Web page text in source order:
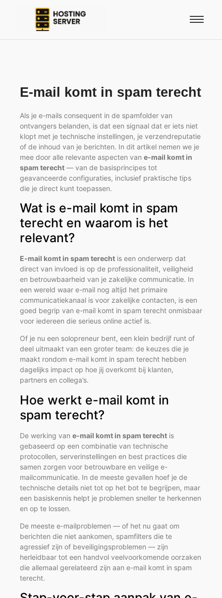
E-mail komt in spam terecht
Als je e-mails consequent in de spamfolder van
ontvangers belanden, is dat een signaal dat er iets niet
klopt met je technische instellingen, je verzendreputatie
of de inhoud van je berichten. In dit artikel nemen we je
mee door alle relevante aspecten van e-mail komt in
spam terecht — van de basisprincipes tot
geavanceerde configuraties, inclusief praktische tips
die je direct kunt toepassen.
Wat is e-mail komt in spam
terecht en waarom is het
relevant?
E-mail komt in spam terecht is een onderwerp dat
direct van invloed is op de professionaliteit, veiligheid
en betrouwbaarheid van je zakelijke communicatie. In
een wereld waar e-mail nog altijd het primaire
communicatiekanaal is voor zakelijke contacten, is een
goed begrip van e-mail komt in spam terecht onmisbaar
voor iedereen die serieus online actief is.
Of je nu een solopreneur bent, een klein bedrijf runt of
deel uitmaakt van een groter team: de keuzes die je
maakt rondom e-mail komt in spam terecht hebben
dagelijks impact op hoe jij overkomt bij klanten,
partners en collega’s.
Hoe werkt e-mail komt in
spam terecht?
De werking van e-mail komt in spam terecht is
gebaseerd op een combinatie van technische
protocollen, serverinstellingen en best practices die
samen zorgen voor betrouwbare en veilige e-
mailcommunicatie. In de meeste gevallen hoef je de
technische details niet tot op het bot te begrijpen, maar
een basiskennis helpt je problemen sneller te herkennen
en op te lossen.
De meeste e-mailproblemen — of het nu gaat om
berichten die niet aankomen, spamfilters die te
agressief zijn of beveiligingsproblemen — zijn
herleidbaar tot een handvol veelvoorkomende oorzaken
die allemaal gerelateerd zijn aan e-mail komt in spam
terecht.